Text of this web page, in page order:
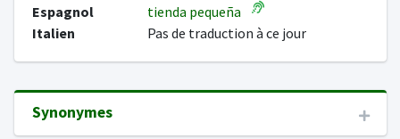
Espagnol
tienda pequeña
Italien
Pas de traduction à ce jour
Synonymes